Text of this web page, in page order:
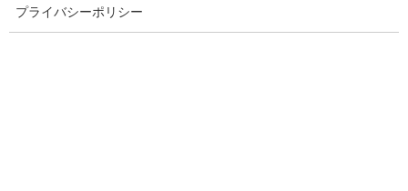
コメントを残す
プライバシーポリシー